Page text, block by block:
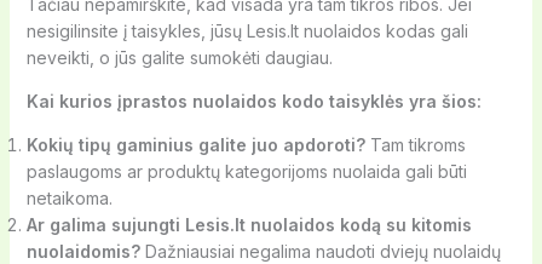
Tačiau nepamirškite, kad visada yra tam tikros ribos. Jei
nesigilinsite į taisykles, jūsų Lesis.lt nuolaidos kodas gali
neveikti, o jūs galite sumokėti daugiau.
Kai kurios įprastos nuolaidos kodo taisyklės yra šios:
Kokių tipų gaminius galite juo apdoroti?Tam tikroms
paslaugoms ar produktų kategorijoms nuolaida gali būti
netaikoma.
Ar galima sujungti Lesis.lt nuolaidos kodą su kitomis
nuolaidomis?Dažniausiai negalima naudoti dviejų nuolaidų